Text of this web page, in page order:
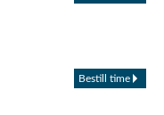
Bestill time